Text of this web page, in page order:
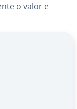
o valor e